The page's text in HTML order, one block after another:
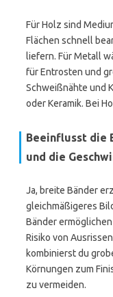
Für Holz sind
Flächen schnell
liefern. Für Metall
für Entrosten und
Schweißnähte und
oder Keramik. Bei
Beeinflusst die
und die
Ja, breite Bänder
gleichmäßigeres
Bänder
Risiko von
kombinierst du
Körnungen zum
zu vermeiden.